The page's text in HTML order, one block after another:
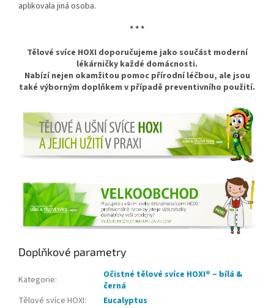
aplikovala jiná osoba.
* * *
Tělové svíce HOXI doporučujeme jako součást moderní
lékárničky každé domácnosti.
Nabízí nejen okamžitou pomoc přírodní léčbou, ale jsou
také výborným doplňkem v případě preventivního použití.
Doplňkové parametry
Kategorie:
Očistné tělové svíce HOXI® – bílá &
černá
Tělové svíce HOXI:
Eucalyptus